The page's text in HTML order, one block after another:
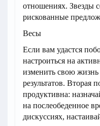
отношениях. Звезды
рискованные
Весы
Если вам удастся
настроиться на
изменить свою
результатов. Вторая
продуктивна:
на послеобеденное
дискуссиях,